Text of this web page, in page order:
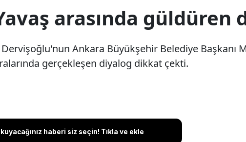
arasında güldüren
Ankara Büyükşehir Belediye Başkanı
gerçekleşen diyalog dikkat çekti.
haberi siz seçin! Tıkla ve ekle